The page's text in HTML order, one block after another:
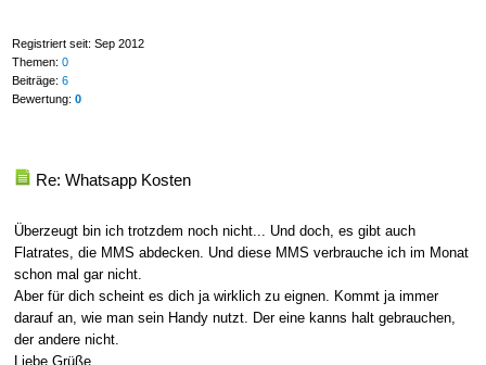
Registriert seit: Sep 2012
Themen: 0
Beiträge: 6
Bewertung: 0
Re: Whatsapp Kosten
Überzeugt bin ich trotzdem noch nicht... Und doch, es gibt auch
Flatrates, die MMS abdecken. Und diese MMS verbrauche ich im Monat
schon mal gar nicht.
Aber für dich scheint es dich ja wirklich zu eignen. Kommt ja immer
darauf an, wie man sein Handy nutzt. Der eine kanns halt gebrauchen,
der andere nicht.
Liebe Grüße